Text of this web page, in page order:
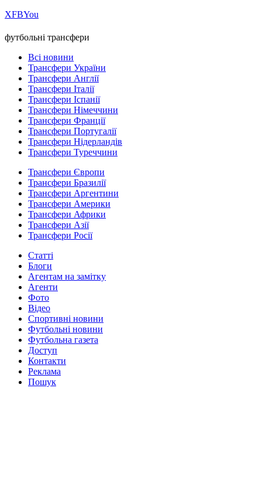
ХFBYou
футбольні трансфери
Всі новини
Трансфери України
Трансфери Англії
Трансфери Італії
Трансфери Іспанії
Трансфери Німеччини
Трансфери Франції
Трансфери Португалії
Трансфери Нідерландів
Трансфери Туреччини
Трансфери Європи
Трансфери Бразилії
Трансфери Аргентини
Трансфери Америки
Трансфери Африки
Трансфери Азії
Трансфери Росії
Статті
Блоги
Агентам на замітку
Агенти
Фото
Відео
Спортивні новини
Футбольні новини
Футбольна газета
Доступ
Контакти
Реклама
Пошук